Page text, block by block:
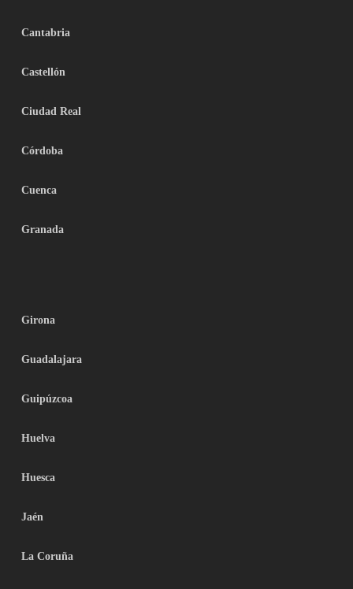
Cantabria
Castellón
Ciudad Real
Córdoba
Cuenca
Granada
Girona
Guadalajara
Guipúzcoa
Huelva
Huesca
Jaén
La Coruña